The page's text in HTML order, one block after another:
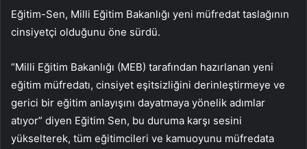
Eğitim-Sen, Milli Eğitim Bakanlığı yeni müfredat taslağının
cinsiyetçi olduğunu öne sürdü.
“Milli Eğitim Bakanlığı (MEB) tarafından hazırlanan yeni
eğitim müfredatı, cinsiyet eşitsizliğini derinleştirmeye ve
gerici bir eğitim anlayışını dayatmaya yönelik adımlar
atıyor” diyen Eğitim Sen, bu duruma karşı sesini
yükselterek, tüm eğitimcileri ve kamuoyunu müfredata